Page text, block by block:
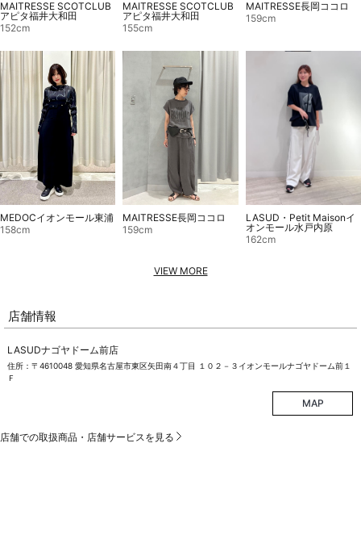
MAITRESSE SCOTCLUB
アピタ福井大和田
152cm
MAITRESSE SCOTCLUB
アピタ福井大和田
155cm
MAITRESSE長岡ココロ
159cm
MEDOCイオンモール東浦
158cm
MAITRESSE長岡ココロ
159cm
LASUD・Petit Maisonイ
オンモール水戸内原
162cm
VIEW MORE
店舗情報
LASUDナゴヤドーム前店
住所：〒4610048 愛知県名古屋市東区矢田南４丁目 １０２－３イオンモールナゴヤドーム前１
Ｆ
MAP
店舗での取扱商品・店舗サービスを見る